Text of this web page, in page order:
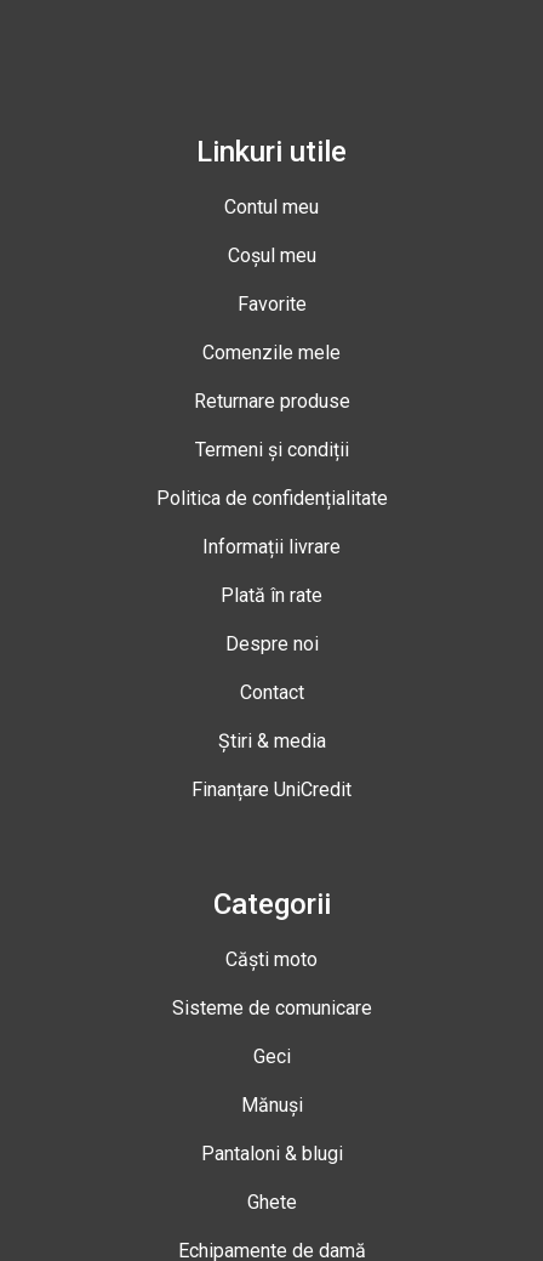
Linkuri utile
Contul meu
Coșul meu
Favorite
Comenzile mele
Returnare produse
Termeni și condiții
Politica de confidențialitate
Informații livrare
Plată în rate
Despre noi
Contact
Știri & media
Finanțare UniCredit
Categorii
Căști moto
Sisteme de comunicare
Geci
Mănuși
Pantaloni & blugi
Ghete
Echipamente de damă